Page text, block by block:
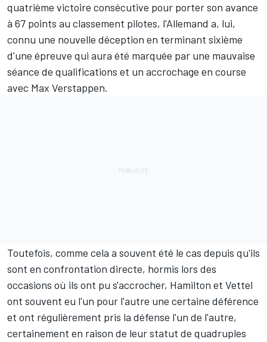
quatrième victoire consécutive pour porter son avance
à 67 points au classement pilotes, l'Allemand a, lui,
connu une nouvelle déception en terminant sixième
d'une épreuve qui aura été marquée par une mauvaise
séance de qualifications et un accrochage en course
avec Max Verstappen.
Toutefois, comme cela a souvent été le cas depuis qu'ils
sont en confrontation directe, hormis lors des
occasions où ils ont pu s'accrocher, Hamilton et Vettel
ont souvent eu l'un pour l'autre une certaine déférence
et ont régulièrement pris la défense l'un de l'autre,
certainement en raison de leur statut de quadruples